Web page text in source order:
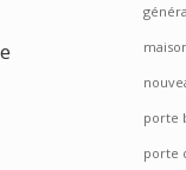
porte
porte